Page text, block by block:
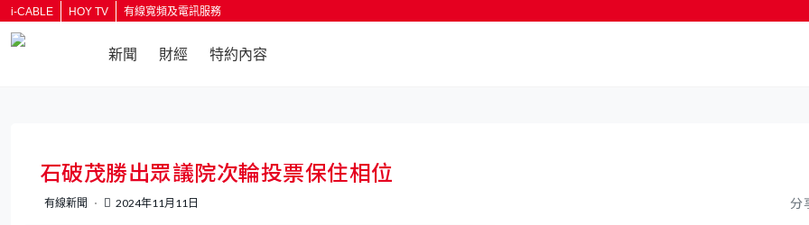
i-CABLE HOY TV 有線寬頻及電訊服務
新聞 財經 特約內容
石破茂勝出眾議院次輪投票保住相位
有線新聞 2024年11月11日 分